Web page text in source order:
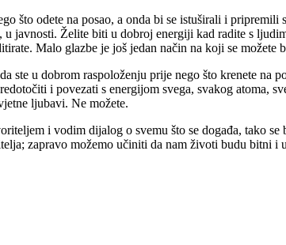
što odete na posao, a onda bi se istuširali i
javnosti. Želite biti u dobroj energiji kad radite s
Malo glazbe je još jedan način na koji se možete
ste u dobrom raspoloženju prije nego što krenete na
i povezati s energijom svega, svakog atoma,
ljubavi. Ne možete.
i vodim dijalog o svemu što se događa, tako
zapravo možemo učiniti da nam životi budu bitni i